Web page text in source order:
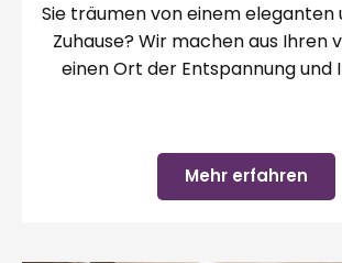
Sie träumen von einem eleganten
Zuhause? Wir machen aus Ihren
einen Ort der Entspannung und
Mehr erfahren